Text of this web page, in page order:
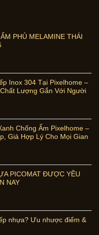
PHỦ MELAMINE THÁI
Inox 304 Tại Pixelhome –
Lượng Gắn Với Người
Chống Ẩm Pixelhome –
Giá Hợp Lý Cho Mọi Gian
PICOMAT ĐƯỢC YÊU
NAY
nhựa? Ưu nhược điểm &